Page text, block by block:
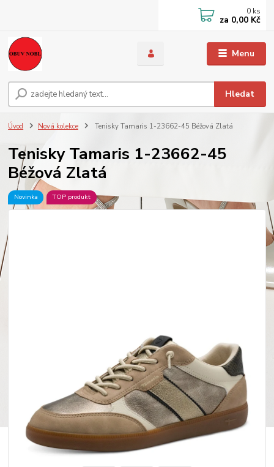
Menu
Hledat
0 ks
za 0,00 Kč
Úvod Nová kolekce Tenisky Tamaris 1-23662-45 Béžová Zlatá
Tenisky Tamaris 1-23662-45
Béžová Zlatá
Novinka TOP produkt